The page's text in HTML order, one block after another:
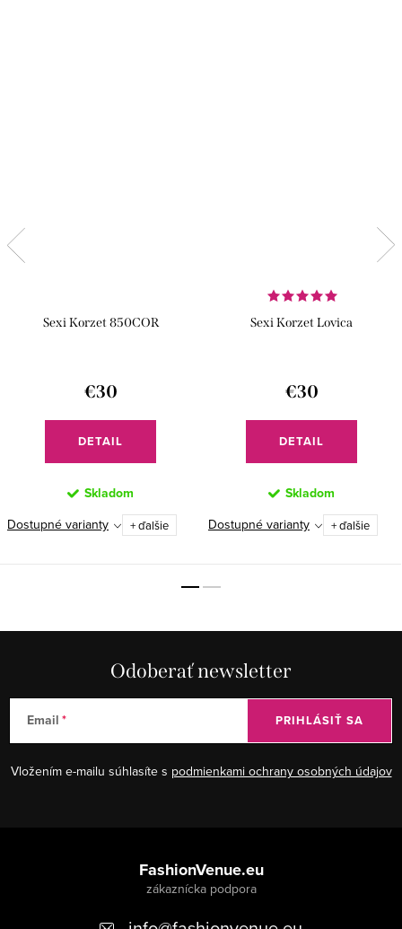
Sexi Korzet 850COR
€30
DETAIL
Skladom
Dostupné varianty + ďalšie
Sexi Korzet Lovica
€30
DETAIL
Skladom
Dostupné varianty + ďalšie
Odoberať newsletter
Email
Vložením e-mailu súhlasíte s podmienkami ochrany osobných údajov
PRIHLÁSIŤ SA
FashionVenue.eu